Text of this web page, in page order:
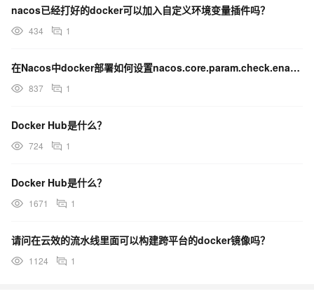
nacos已经打好的docker可以加入自定义环境变量插件吗？
434 1
在Nacos中docker部署如何设置nacos.core.param.check.enabled？
837 1
Docker Hub是什么？
724 1
Docker Hub是什么？
1671 1
请问在云效的流水线里面可以构建跨平台的docker镜像吗？
1124 1